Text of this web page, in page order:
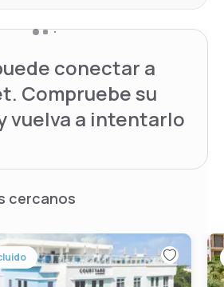
conectar a
Compruebe su
vuelva a intentarlo
cercanos